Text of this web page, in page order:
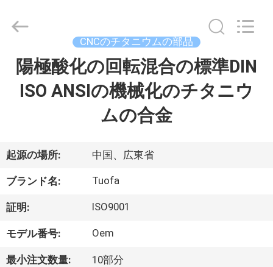
品
わ
た
し
Copyright
Shenzhen
Technology
CNCのチタニウムの部品
陽極酸化の回転混合の標準DIN
ISO ANSIの機械化のチタニウ
ムの合金
起源の場所: 中国、広東省
ブランド名: Tuofa
証明: ISO9001
モデル番号: Oem
最小注文数量: 10部分